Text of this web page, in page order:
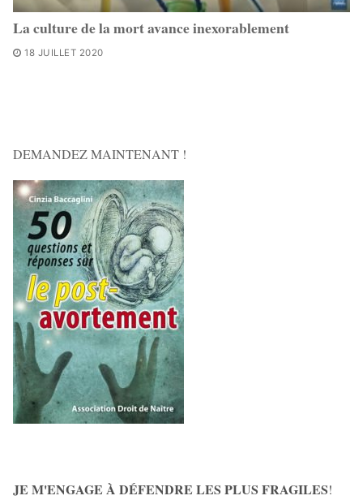
La culture de la mort avance inexorablement
18 JUILLET 2020
DEMANDEZ MAINTENANT !
JE M'ENGAGE À DÉFENDRE LES PLUS FRAGILES!